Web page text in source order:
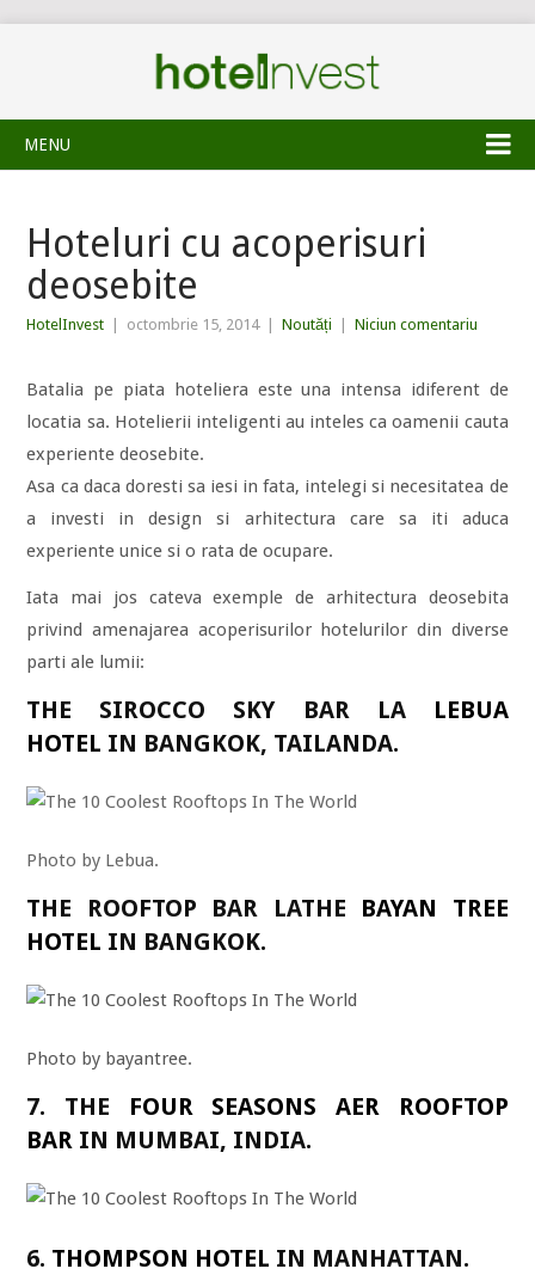
MENU
Hoteluri cu acoperisuri
deosebite
HotelInvest octombrie 15, 2014 Noutăți Niciun comentariu
Batalia pe piata hoteliera este una intensa idiferent de
locatia sa. Hotelierii inteligenti au inteles ca oamenii cauta
experiente deosebite.
Asa ca daca doresti sa iesi in fata, intelegi si necesitatea de
a investi in design si arhitectura care sa iti aduca
experiente unice si o rata de ocupare.
Iata mai jos cateva exemple de arhitectura deosebita
privind amenajarea acoperisurilor hotelurilor din diverse
parti ale lumii:
THE SIROCCO SKY BAR LA
LEBUA
HOTEL IN BANGKOK, TAILANDA.
Photo by Lebua.
THE ROOFTOP BAR LATHE BAYAN TREE
HOTEL IN BANGKOK.
Photo by bayantree.
7. THE FOUR SEASONS AER ROOFTOP
BAR IN MUMBAI, INDIA.
6. THOMPSON HOTEL IN MANHATTAN.